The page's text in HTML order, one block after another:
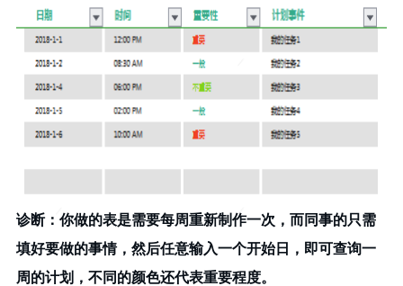
诊断：你做的表是需要每周重新制作一次，而同事的只需
填好要做的事情，然后任意输入一个开始日，即可查询一
周的计划，不同的颜色还代表重要程度。